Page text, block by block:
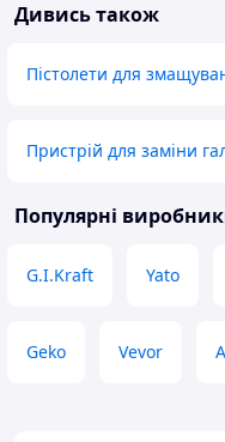
Дивись також
Пістолети для
Пристрій для заміни
Популярні
G.I.Kraft Yato
Geko Vevor